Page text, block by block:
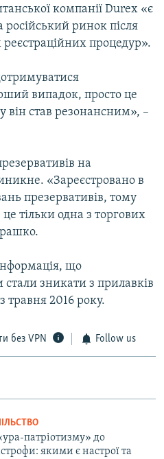
компанії Durex «є
ринок після
процедур».
випадок, просто це
він став резонансним», –
на
«Зареєстровано в
презервативів, тому
тільки одна з торгових
що
стали зникати з прилавків
травня 2016 року.
без VPN Follow us
патріотизму» до
якими є настрої та